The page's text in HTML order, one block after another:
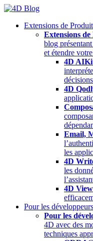
Skip
contentExtensions de
Extensions
blog
et étendre
4D
4D
Email,
les
4D
les
4D
Pour les développeurs
Pour les
4D avec des
techniques